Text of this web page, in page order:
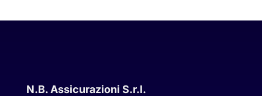
N.B. Assicurazioni S.r.l.